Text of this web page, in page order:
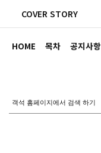
HOME 목차 공지사항
COVER STORY